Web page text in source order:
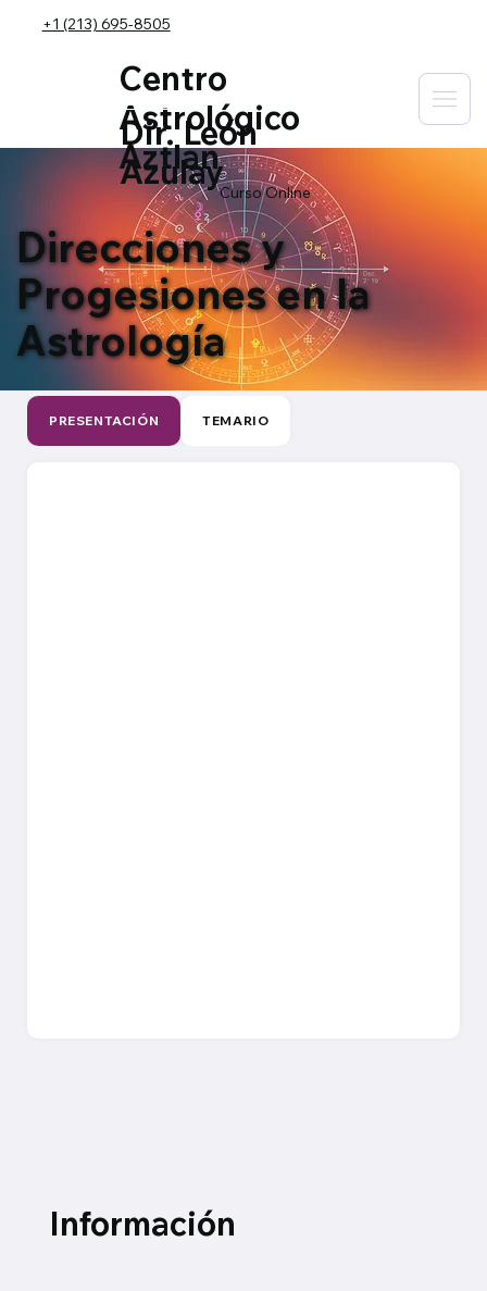
+1 (213) 695-8505
Centro
Astrológico
Aztlan
Dir. León
Azulay
Curso Online
Direcciones y
Progesiones en la
Astrología
Información
PRESENTACIÓN TEMARIO